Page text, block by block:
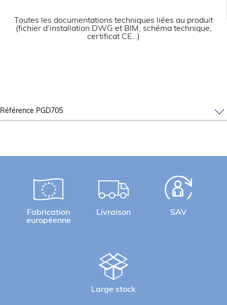
Contrôle de la pression par manomètre
analogique pour la version PGI705.
Température contrôlée manuellement.
Toutes les documentations techniques liées au produit
(fichier d’installation DWG et BIM, schéma technique,
certificat CE…)
Référence PGD705
Fabrication
européenne
Livraison SAV
Large stock